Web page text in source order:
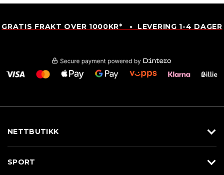
GRATIS FRAKT OVER 1000KR* • LEVERING 1-4 DAGER
NETTBUTIKK
SPORT